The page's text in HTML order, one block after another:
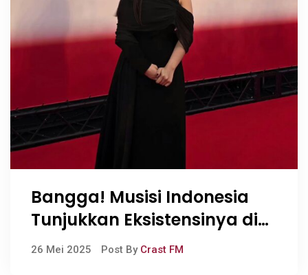
Bangga! Musisi Indonesia
Tunjukkan Eksistensinya di
Music Awards Japan (MAJ)
26 Mei 2025 Post By Crast FM